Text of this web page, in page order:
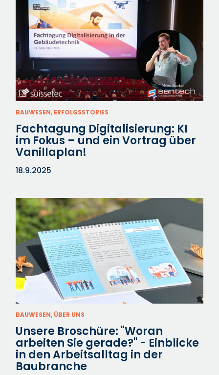
BAUWESEN, ERFOLGSSTORIES
Fachtagung Digitalisierung: KI
im Fokus – und ein Vortrag über
Vanillaplan!
18.9.2025
BAUWESEN, ÜBER UNS
Unsere Broschüre: "Woran
arbeiten Sie gerade?" - Einblicke
in den Arbeitsalltag in der
Baubranche